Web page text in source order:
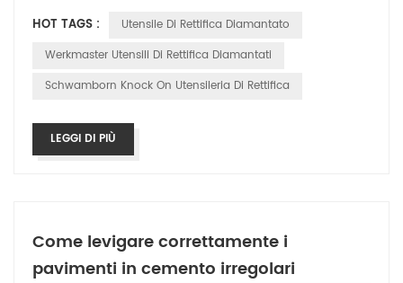
HOT TAGS :
Utensile Di Rettifica Diamantato
Werkmaster Utensili Di Rettifica Diamantati
Schwamborn Knock On Utensileria Di Rettifica
LEGGI DI PIÙ
Come levigare correttamente i
pavimenti in cemento irregolari